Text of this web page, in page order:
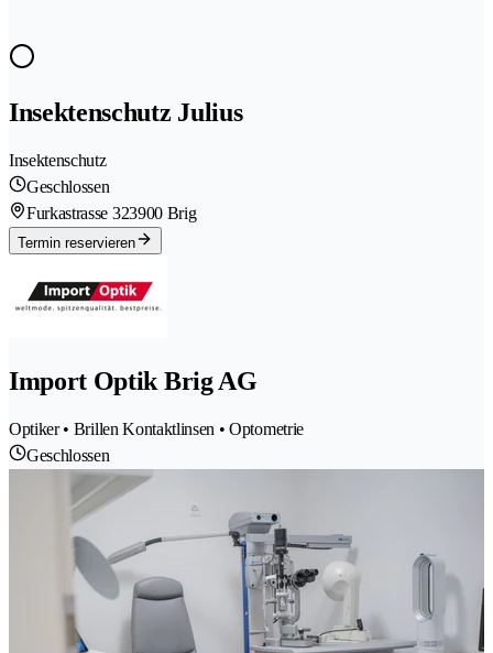
Insektenschutz Julius
Insektenschutz
Geschlossen
Furkastrasse 323900 Brig
Termin reservieren
Import Optik Brig AG
Optiker • Brillen Kontaktlinsen • Optometrie
Geschlossen